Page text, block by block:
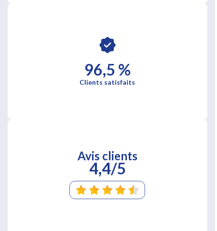
96,5 %
Clients satisfaits
Avis clients
4,4/5